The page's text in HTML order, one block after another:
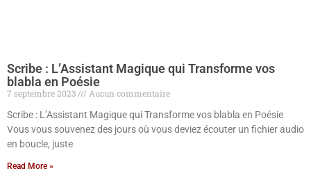
Scribe : L’Assistant Magique qui Transforme vos
blabla en Poésie
7 septembre 2023
Aucun commentaire
Scribe : L’Assistant Magique qui Transforme vos blabla en Poésie
Vous vous souvenez des jours où vous deviez écouter un fichier audio
en boucle, juste
Read More »